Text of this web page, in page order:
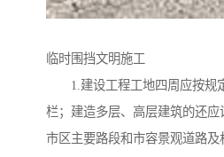
临时围挡文明施工
1.建设工程工地四周应按规
栏；建造多层、高层建筑的还
市区主要路段和市容景观道路